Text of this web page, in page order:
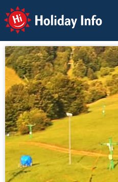
Holiday Info